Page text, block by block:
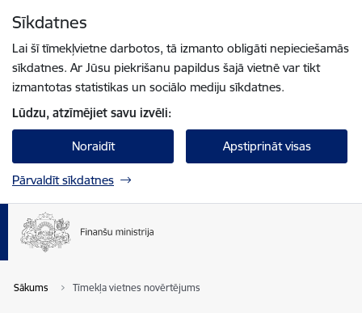
Sīkdatnes
Lai šī tīmekļvietne darbotos, tā izmanto obligāti nepieciešamās
sīkdatnes. Ar Jūsu piekrišanu papildus šajā vietnē var tikt
izmantotas statistikas un sociālo mediju sīkdatnes.
Lūdzu, atzīmējiet savu izvēli:
Noraidīt Apstiprināt visas
Pārvaldīt sīkdatnes
Sākums Tīmekļa vietnes novērtējums